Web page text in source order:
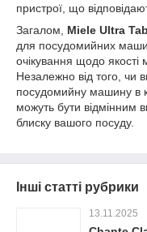
пристрої, що
Загалом, Miele Ultra
для посудомийних
очікування щодо
Незалежно від того, чи
посудомийну машину в
можуть бути відмінним
блиску вашого посуду.
Інші статті рубрики
13.11.2025